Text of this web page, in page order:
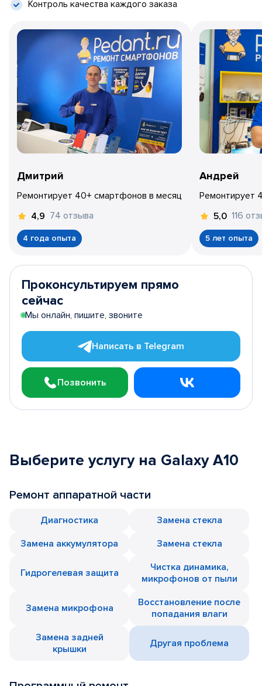
Контроль качества каждого заказа
Дмитрий
Ремонтирует 40+ смартфонов в месяц
4,9 74 отзыва
4 года опыта
Андрей
Ремонтирует
5,0 116
5 лет опыта
Проконсультируем прямо
сейчас
Мы онлайн, пишите, звоните
Написать в Telegram
Позвонить
Выберите услугу на Galaxy A10
Ремонт аппаратной части
Диагностика
Замена стекла
Замена аккумулятора
Замена стекла
Гидрогелевая защита
Чистка динамика,
микрофонов от пыли
Замена микрофона
Восстановление после
попадания влаги
Замена задней
крышки
Другая проблема